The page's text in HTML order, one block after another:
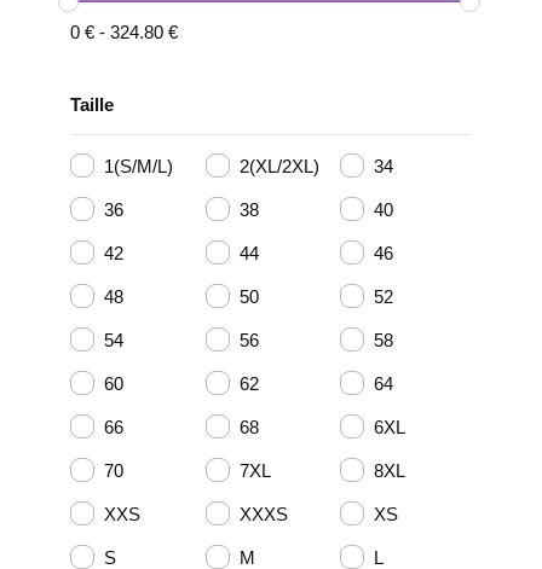
0 € - 324.80 €
Taille
1(S/M/L) 2(XL/2XL) 34
36 38 40
42 44 46
48 50 52
54 56 58
60 62 64
66 68 6XL
70 7XL 8XL
XXS XXXS XS
S M L